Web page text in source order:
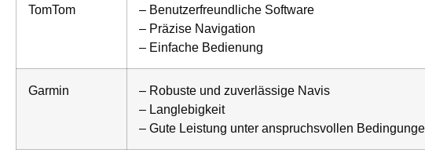
TomTom
– Benutzerfreundliche Software
– Präzise Navigation
– Einfache Bedienung
Garmin
– Robuste und zuverlässige Navis
– Langlebigkeit
– Gute Leistung unter anspruchsvollen